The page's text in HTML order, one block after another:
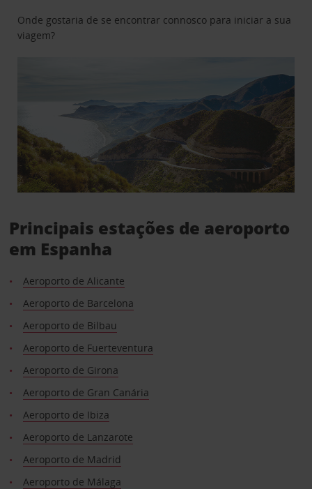
Onde gostaria de se encontrar connosco para iniciar a sua
viagem?
Principais estações de aeroporto
em Espanha
Aeroporto de Alicante
Aeroporto de Barcelona
Aeroporto de Bilbau
Aeroporto de Fuerteventura
Aeroporto de Girona
Aeroporto de Gran Canária
Aeroporto de Ibiza
Aeroporto de Lanzarote
Aeroporto de Madrid
Aeroporto de Málaga